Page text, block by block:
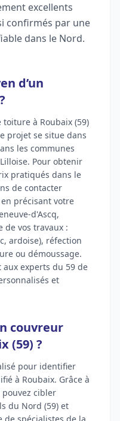
excellents
confirmés par une
dans le Nord.
d’un
à Roubaix (59)
projet se situe dans
les communes
Pour obtenir
pratiqués dans le
de contacter
précisant votre
d'Ascq,
de vos travaux :
ardoise), réfection
ou démoussage.
experts du 59 de
et
couvreur
(59) ?
pour identifier
à Roubaix. Grâce à
cibler
du Nord (59) et